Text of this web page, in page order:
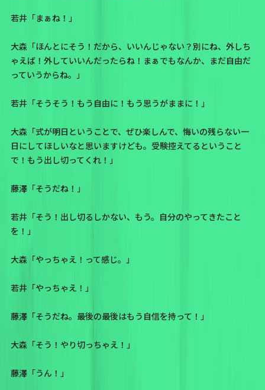
若井「まぁね！」
大森「ほんとにそう！だから、いいんじゃない？別にね、外しち
ゃえば！外していいんだったらね！まぁでもなんか、まだ自由だ
っていうからね。」
若井「そうそう！もう自由に！もう思うがままに！」
大森「式が明日ということで、ぜひ楽しんで、悔いの残らない一
日にしてほしいなと思いますけども。受験控えてるということ
で！もう出し切ってくれ！」
藤澤「そうだね！」
若井「そう！出し切るしかない、もう。自分のやってきたこと
を！」
大森「やっちゃえ！って感じ。」
若井「やっちゃえ！」
藤澤「そうだね。最後の最後はもう自信を持って！」
大森「そう！やり切っちゃえ！」
藤澤「うん！」